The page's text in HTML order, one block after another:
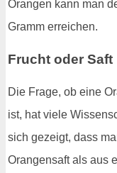
Orangen kann man
Gramm erreichen.
Frucht oder Saft
Die Frage, ob eine
ist, hat viele
sich gezeigt, dass
Orangensaft als aus